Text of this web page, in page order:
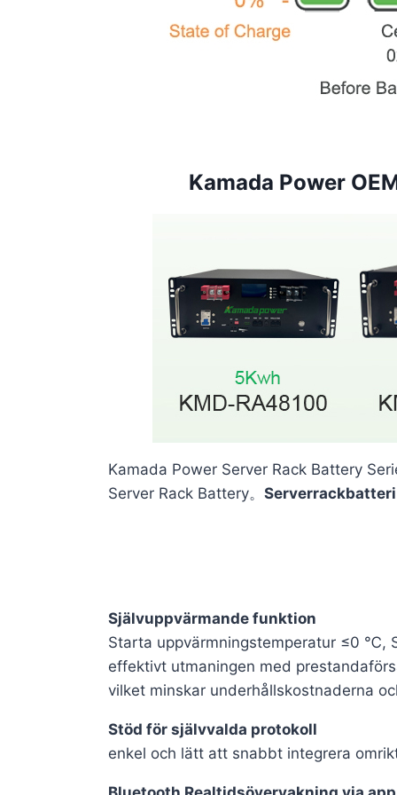
Kamada Power
Kamada Power Server Rack Battery
Server Rack Battery。
Självuppvärmande funktion
Starta uppvärmningstemperatur ≤0 ℃,
effektivt utmaningen med
vilket minskar underhållskostnaderna
Stöd för självvalda protokoll
enkel och lätt att snabbt integrera